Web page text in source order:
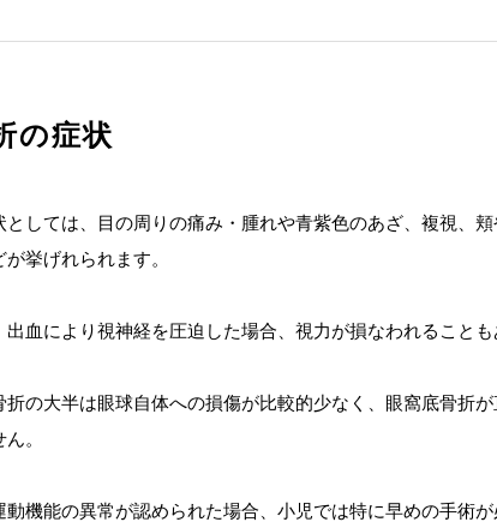
の症状
としては、目の周りの痛み・腫れや青紫色のあざ、複視、
挙げれられます。
出血により視神経を圧迫した場合、視力が損なわれることも
折の大半は眼球自体への損傷が比較的少なく、眼窩底骨折
。
機能の異常が認められた場合、小児では特に早めの手術が